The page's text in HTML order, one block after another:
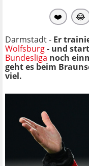
❤️ 😂
Darmstadt - Er
Wolfsburg- und
Bundesliga noch
geht es beim
viel.